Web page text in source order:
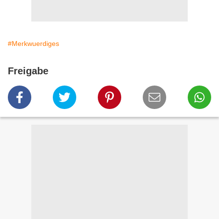
#Merkwuerdiges
Freigabe